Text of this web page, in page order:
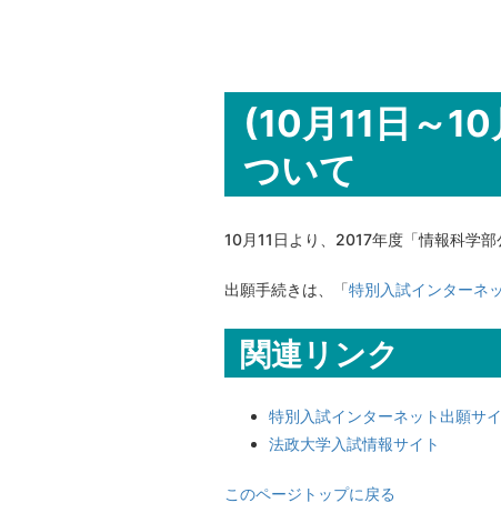
(10月11日～
ついて
10月11日より、2017年度「情報科学
出願手続きは、「特別入試インターネ
関連リンク
特別入試インターネット出願サ
法政大学入試情報サイト
このページトップに戻る